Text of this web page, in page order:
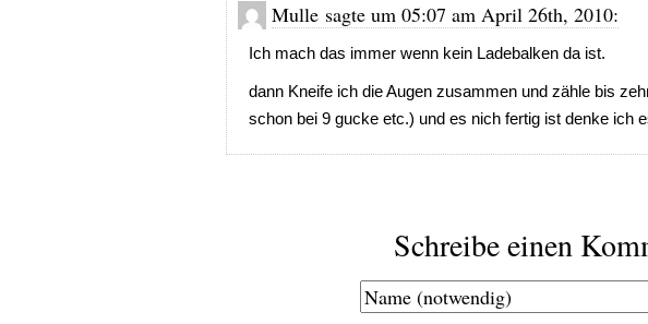
Mulle sagte um 05:07 am April 26th, 2010:
Ich mach das immer wenn kein Ladebalken da ist.
dann Kneife ich die Augen zusammen und zähle bis
schon bei 9 gucke etc.) und es nich fertig ist denke ich
Schreibe einen